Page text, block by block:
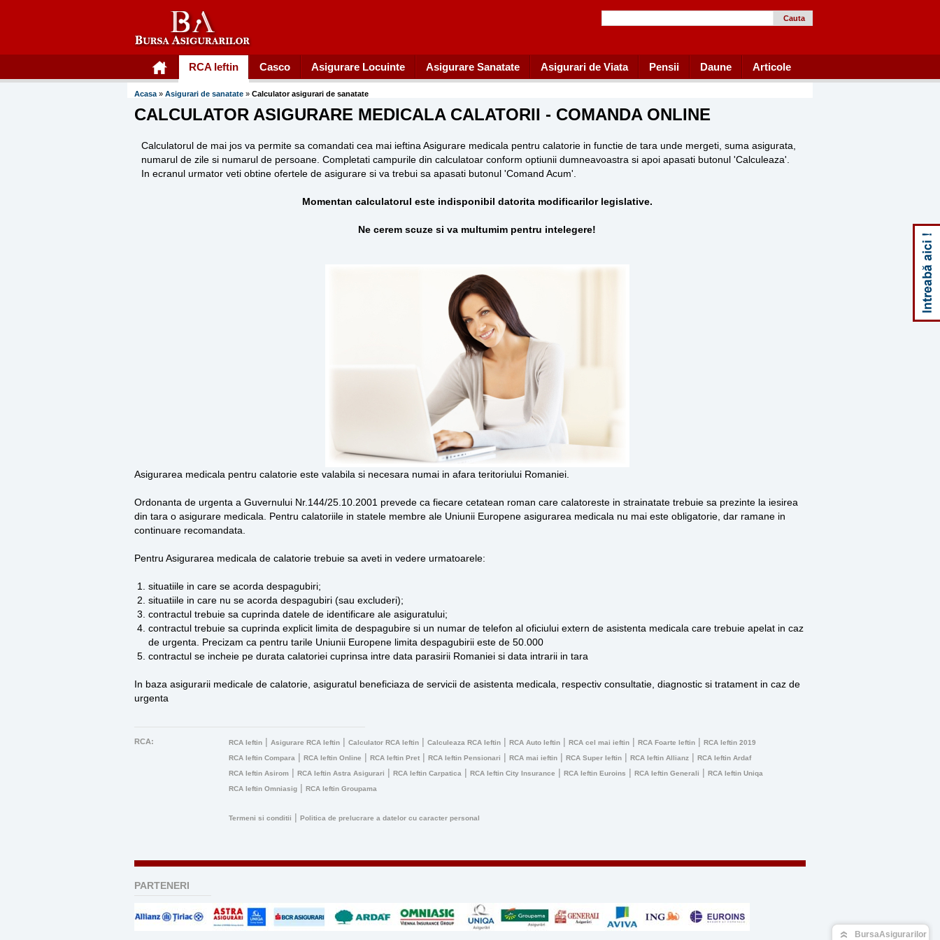
Cauta
RCA Ieftin Casco Asigurare Locuinte Asigurare Sanatate Asigurari de Viata Pensii Daune Articole
Acasa » Asigurari de sanatate » Calculator asigurari de sanatate
CALCULATOR ASIGURARE MEDICALA CALATORII - COMANDA ONLINE
Calculatorul de mai jos va permite sa comandati cea mai ieftina Asigurare medicala pentru calatorie in functie de tara unde mergeti, suma asigurata,
numarul de zile si numarul de persoane. Completati campurile din calculatoar conform optiunii dumneavoastra si apoi apasati butonul 'Calculeaza'.
In ecranul urmator veti obtine ofertele de asigurare si va trebui sa apasati butonul 'Comand Acum'.
Momentan calculatorul este indisponibil datorita modificarilor legislative.
Ne cerem scuze si va multumim pentru intelegere!
Asigurarea medicala pentru calatorie este valabila si necesara numai in afara teritoriului Romaniei.
Ordonanta de urgenta a Guvernului Nr.144/25.10.2001 prevede ca fiecare cetatean roman care calatoreste in strainatate trebuie sa prezinte la iesirea
din tara o asigurare medicala. Pentru calatoriile in statele membre ale Uniunii Europene asigurarea medicala nu mai este obligatorie, dar ramane in
continuare recomandata.
Pentru Asigurarea medicala de calatorie trebuie sa aveti in vedere urmatoarele:
situatiile in care se acorda despagubiri;
situatiile in care nu se acorda despagubiri (sau excluderi);
contractul trebuie sa cuprinda datele de identificare ale asiguratului;
contractul trebuie sa cuprinda explicit limita de despagubire si un numar de telefon al oficiului extern de asistenta medicala care trebuie apelat in caz
de urgenta. Precizam ca pentru tarile Uniunii Europene limita despagubirii este de 50.000
contractul se incheie pe durata calatoriei cuprinsa intre data parasirii Romaniei si data intrarii in tara
In baza asigurarii medicale de calatorie, asiguratul beneficiaza de servicii de asistenta medicala, respectiv consultatie, diagnostic si tratament in caz de
urgenta
RCA: RCA Ieftin | Asigurare RCA Ieftin | Calculator RCA Ieftin | Calculeaza RCA Ieftin | RCA Auto Ieftin | RCA cel mai ieftin | RCA Foarte Ieftin | RCA Ieftin 2019
RCA Ieftin Compara | RCA Ieftin Online | RCA Ieftin Pret | RCA Ieftin Pensionari | RCA mai ieftin | RCA Super Ieftin | RCA Ieftin Allianz | RCA Ieftin Ardaf
RCA Ieftin Asirom | RCA Ieftin Astra Asigurari | RCA Ieftin Carpatica | RCA Ieftin City Insurance | RCA Ieftin Euroins | RCA Ieftin Generali | RCA Ieftin Uniqa
RCA Ieftin Omniasig | RCA Ieftin Groupama
Termeni si conditii | Politica de prelucrare a datelor cu caracter personal
PARTENERI
BursaAsigurarilor